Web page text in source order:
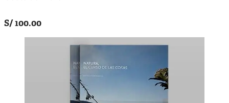
S/ 100.00